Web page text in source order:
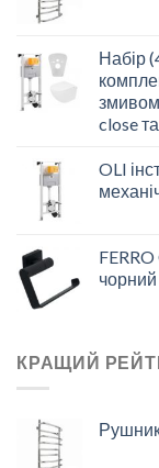
Набір
close
OLI
КРАЩИЙ